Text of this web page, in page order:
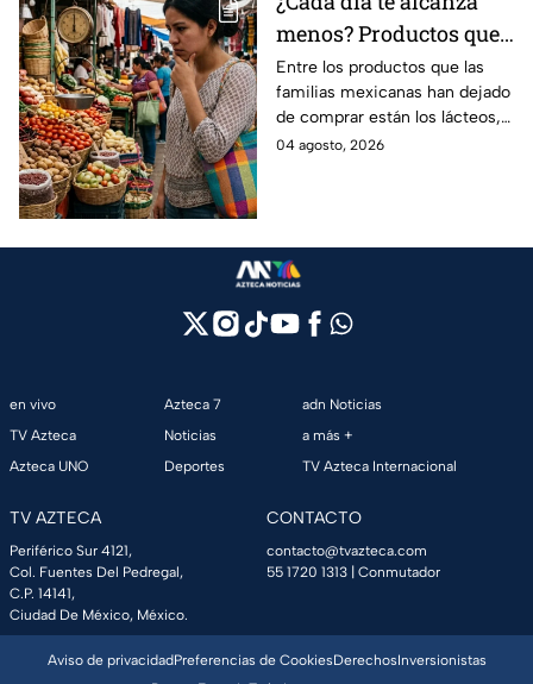
menos? Productos que
la gente deja de
comprar para cubrir la
canasta básica en
México, según Anpec
Entre los productos que las
familias mexicanas han dejado
de comprar están los lácteos,
comida enlatada, pan de caja,
04 agosto, 2026
en vivo
TV Azteca
Azteca UNO
Azteca 7
Noticias
Deportes
adn Noticias
a más +
TV Azteca Internacional
TV AZTECA
Periférico Sur 4121,
Col. Fuentes Del Pedregal,
C.P. 14141,
Ciudad De México, México.
CONTACTO
contacto@tvazteca.com
55 1720 1313 | Conmutador
Aviso de privacidadPreferencias de CookiesDerechosInversionistas